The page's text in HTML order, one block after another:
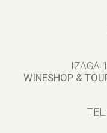
IZAGA
WINESHOP &